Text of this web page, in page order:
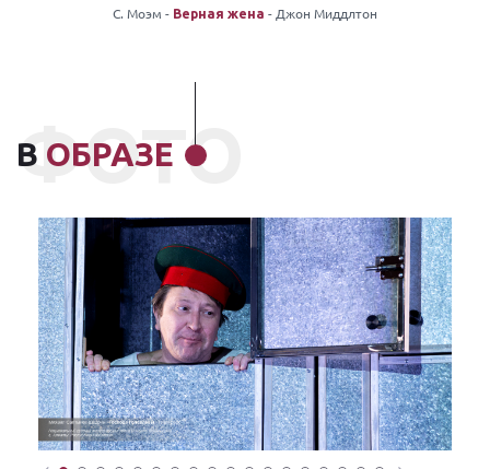
С. Моэм - Верная жена - Джон Миддлтон
В ОБРАЗЕ
ФОТО